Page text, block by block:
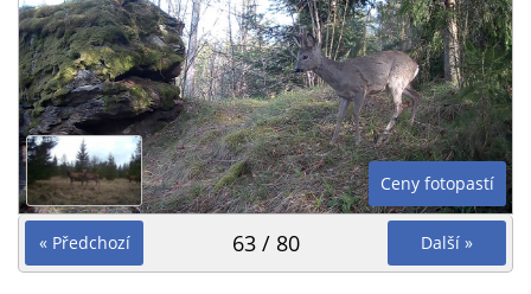
Ceny fotopastí
« Předchozí Další »
63 / 80